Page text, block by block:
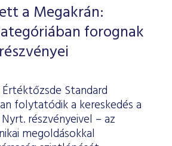
a Megakrán:
forognak
Standard
folytatódik a kereskedés a
részvényeivel – az
megoldásokkal